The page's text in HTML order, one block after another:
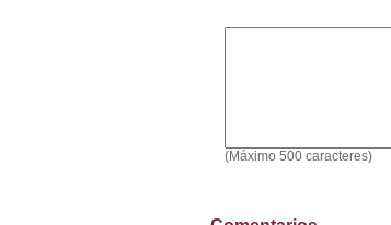
(Máximo 500 caracteres)